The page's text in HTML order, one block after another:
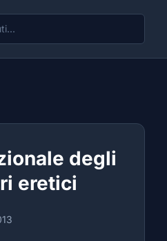
degli
eretici